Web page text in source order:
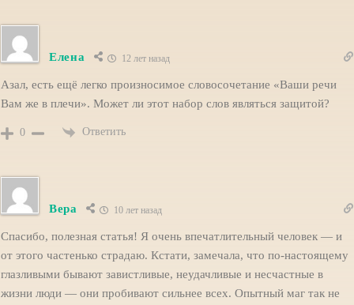
Елена 12 лет назад
Азал, есть ещё легко произносимое словосочетание «Ваши речи
Вам же в плечи». Может ли этот набор слов являться защитой?
0 Ответить
Вера 10 лет назад
Спасибо, полезная статья! Я очень впечатлительный человек — и
от этого частенько страдаю. Кстати, замечала, что по-настоящему
глазливыми бывают завистливые, неудачливые и несчастные в
жизни люди — они пробивают сильнее всех. Опытный маг так не